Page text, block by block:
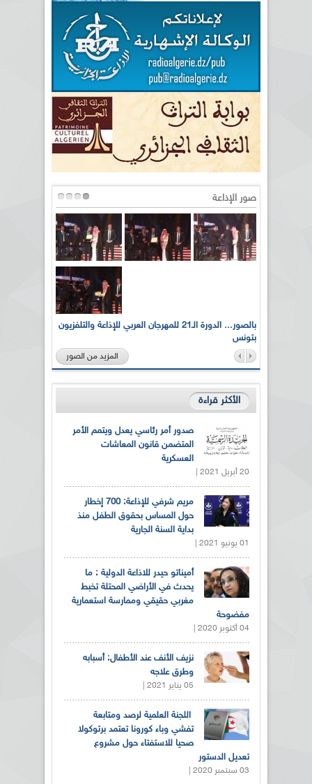
صور الإذاعة
بالصور... الدورة الـ21 للمهرجان العربي للإذاعة والتلفزيون
بتونس
المزيد من الصور
الأكثر قراءة
صدور أمر رئاسي يعدل ويتمم الأمر
المتضمن قانون المعاشات
العسكرية
20 أبريل 2021 |
مريم شرفي للإذاعة: 700 إخطار
حول المساس بحقوق الطفل منذ
بداية السنة الجارية
01 يونيو 2021 |
أميناتو حيدر للاذاعة الدولية : ما
يحدث في الأراضي المحتلة تخبط
مغربي حقيقي وممارسة استعمارية
مفضوحة
04 أكتوبر 2020 |
نزيف الأنف عند الأطفال: أسبابه
وطرق علاجه
05 يناير 2021 |
اللجنة العلمية لرصد ومتابعة
تفشي وباء كورونا تعتمد برتوكولا
صحيا للاستفتاء حول مشروع
تعديل الدستور
03 سبتمبر 2020 |